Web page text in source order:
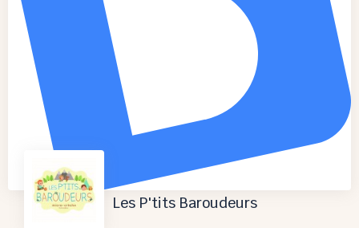
Les P'tits Baroudeurs